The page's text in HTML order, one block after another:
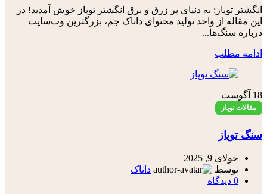
انگشتر توپاز: به دنیای پر زرق و برق انگشتر توپاز خوش آمدید! در
این مقاله از واحد تولید محتوای داناک جم، بزرگترین وب‌سایت
درباره سنگ‌ها...
ادامه مطلب
18 آگوست
مقالات توپاز
سنگ توپاز
جولای 9, 2025
توسط
داناک
0 دیدگاه